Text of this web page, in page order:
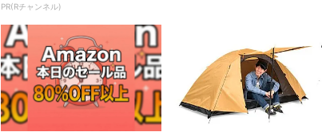
PR(Rチャンネル)